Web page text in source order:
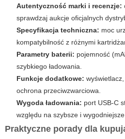
Autentyczność marki i recenzje:
sprawdzaj aukcje oficjalnych
Specyfikacja techniczna: moc
kompatybilność z różnymi
Parametry baterii: pojemność
szybkiego ładowania.
Funkcje dodatkowe:
ochrona przeciwzwarciowa.
Wygoda ładowania: port USB-C
względu na szybsze i wygodniejsze
Praktyczne porady dla